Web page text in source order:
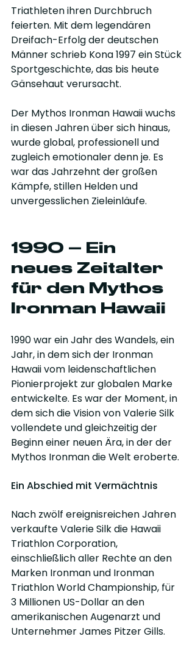
Triathleten ihren Durchbruch
feierten. Mit dem legendären
Dreifach-Erfolg der deutschen
Männer schrieb Kona 1997 ein Stück
Sportgeschichte, das bis heute
Gänsehaut verursacht.
Der Mythos Ironman Hawaii wuchs
in diesen Jahren über sich hinaus,
wurde global, professionell und
zugleich emotionaler denn je. Es
war das Jahrzehnt der großen
Kämpfe, stillen Helden und
unvergesslichen Zieleinläufe.
1990 – Ein
neues Zeitalter
für den Mythos
Ironman Hawaii
1990 war ein Jahr des Wandels, ein
Jahr, in dem sich der Ironman
Hawaii vom leidenschaftlichen
Pionierprojekt zur globalen Marke
entwickelte. Es war der Moment, in
dem sich die Vision von Valerie Silk
vollendete und gleichzeitig der
Beginn einer neuen Ära, in der der
Mythos Ironman die Welt eroberte.
Ein Abschied mit Vermächtnis
Nach zwölf ereignisreichen Jahren
verkaufte Valerie Silk die Hawaii
Triathlon Corporation,
einschließlich aller Rechte an den
Marken Ironman und Ironman
Triathlon World Championship, für
3 Millionen US-Dollar an den
amerikanischen Augenarzt und
Unternehmer James Pitzer Gills.